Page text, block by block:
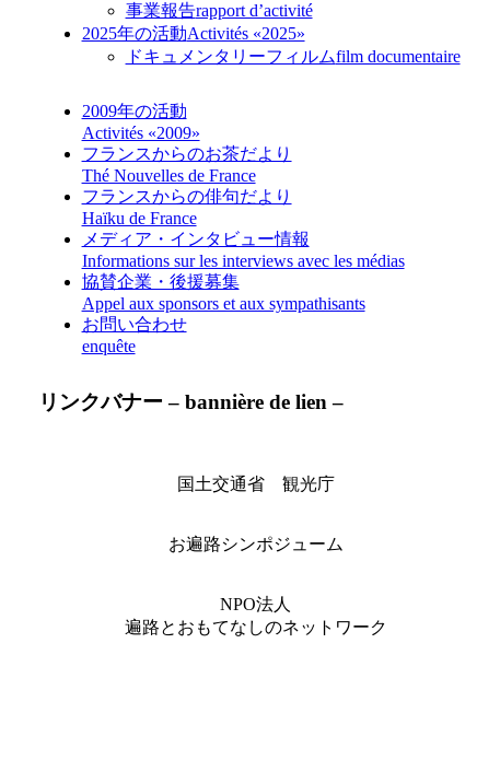
事業報告rapport d’activité
2025年の活動Activités «2025»
ドキュメンタリーフィルムfilm documentaire
2009年の活動
Activités «2009»
フランスからのお茶だより
Thé Nouvelles de France
フランスからの俳句だより
Haïku de France
メディア・インタビュー情報
Informations sur les interviews avec les médias
協賛企業・後援募集
Appel aux sponsors et aux sympathisants
お問い合わせ
enquête
リンクバナー – bannière de lien –
国土交通省 観光庁
お遍路シンポジューム
NPO法人
遍路とおもてなしのネットワーク